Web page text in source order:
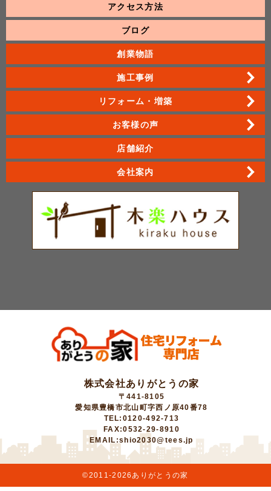
アクセス方法
ブログ
創業物語
施工事例
リフォーム・増築
お客様の声
店舗紹介
会社案内
株式会社ありがとうの家
〒441-8105
愛知県豊橋市北山町字西ノ原40番78
TEL:0120-492-713
FAX:0532-29-8910
EMAIL:shio2030@tees.jp
©2011-2026ありがとうの家